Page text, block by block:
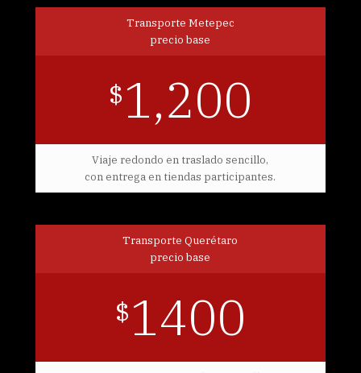
Transporte Metepec
precio base
$1,200
Viaje redondo en traslado sencillo,
con entrega en tiendas participantes.
Transporte Querétaro
precio base
$1400